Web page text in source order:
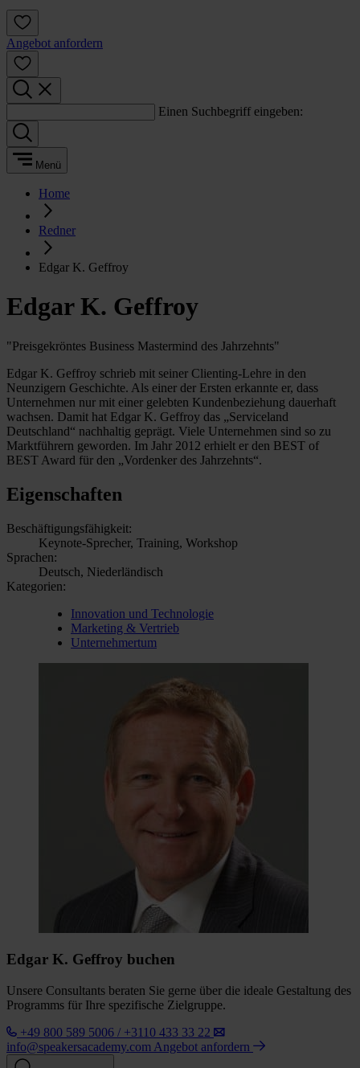
Angebot anfordern
Einen Suchbegriff eingeben:
Menü
Home
Redner
Edgar K. Geffroy
Edgar K. Geffroy
"Preisgekröntes Business Mastermind des Jahrzehnts"
Edgar K. Geffroy schrieb mit seiner Clienting-Lehre in den
Neunzigern Geschichte. Als einer der Ersten erkannte er, dass
Unternehmen nur mit einer gelebten Kundenbeziehung dauerhaft
wachsen. Damit hat Edgar K. Geffroy das „Serviceland
Deutschland“ nachhaltig geprägt. Viele Unternehmen sind so zu
Marktführern geworden. Im Jahr 2012 erhielt er den BEST of
BEST Award für den „Vordenker des Jahrzehnts“.
Eigenschaften
Beschäftigungsfähigkeit:
Keynote-Sprecher, Training, Workshop
Sprachen:
Deutsch, Niederländisch
Kategorien:
Innovation und Technologie
Marketing & Vertrieb
Unternehmertum
Edgar K. Geffroy buchen
Unsere Consultants beraten Sie gerne über die ideale Gestaltung des
Programms für Ihre spezifische Zielgruppe.
+49 800 589 5006 / +3110 433 33 22
info@speakersacademy.com Angebot anfordern